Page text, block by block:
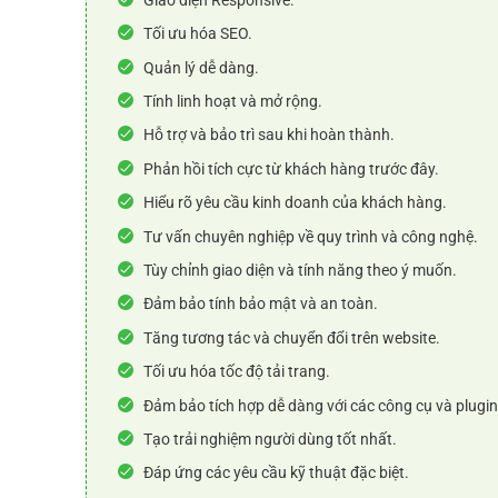
Tối ưu hóa SEO.
Quản lý dễ dàng.
Tính linh hoạt và mở rộng.
Hỗ trợ và bảo trì sau khi hoàn thành.
Phản hồi tích cực từ khách hàng trước đây.
Hiểu rõ yêu cầu kinh doanh của khách hàng.
Tư vấn chuyên nghiệp về quy trình và công nghệ.
Tùy chỉnh giao diện và tính năng theo ý muốn.
Đảm bảo tính bảo mật và an toàn.
Tăng tương tác và chuyển đổi trên website.
Tối ưu hóa tốc độ tải trang.
Đảm bảo tích hợp dễ dàng với các công cụ và
Tạo trải nghiệm người dùng tốt nhất.
Đáp ứng các yêu cầu kỹ thuật đặc biệt.